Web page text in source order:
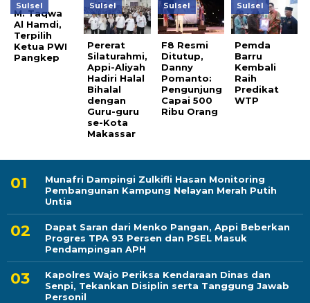
Sulsel
M. Taqwa
Al Hamdi,
Terpilih
Ketua PWI
Pangkep
Sulsel
Pererat
Silaturahmi,
Appi-Aliyah
Hadiri Halal
Bihalal
dengan
Guru-guru
se-Kota
Makassar
Sulsel
F8 Resmi
Ditutup,
Danny
Pomanto:
Pengunjung
Capai 500
Ribu Orang
Sulsel
Pemda
Barru
Kembali
Raih
Predikat
WTP
Munafri Dampingi Zulkifli Hasan Monitoring
Pembangunan Kampung Nelayan Merah Putih
Untia
Dapat Saran dari Menko Pangan, Appi Beberkan
Progres TPA 93 Persen dan PSEL Masuk
Pendampingan APH
Kapolres Wajo Periksa Kendaraan Dinas dan
Senpi, Tekankan Disiplin serta Tanggung Jawab
Personil